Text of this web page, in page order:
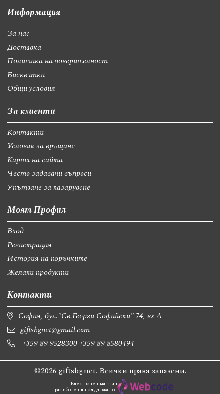
Информация
За нас
Доставка
Политика на поверителност
Бисквитки
Общи условия
За клиенти
Контакти
Условия за връщане
Карта на сайта
Често задавани въпроси
Упътване за пазаруване
Моят Профил
Вход
Регистрация
История на поръчките
Желани продукти
Контакти
София, бул."Св.Георги Софийски" 74, вх А
giftsbgnet@gmail.com
+359 89 9528300+359 89 8580494
©2026 giftsbg.net. Всички права запазени.
Електронен магазин
разработен и поддържан от